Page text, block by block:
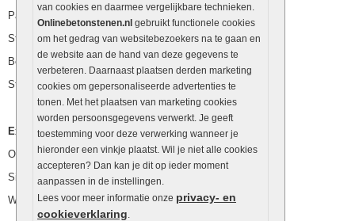
van cookies en daarmee vergelijkbare technieken.
Onlinebetonstenen.nl gebruikt functionele cookies
om het gedrag van websitebezoekers na te gaan en
de website aan de hand van deze gegevens te
verbeteren. Daarnaast plaatsen derden marketing
cookies om gepersonaliseerde advertenties te
tonen. Met het plaatsen van marketing cookies
worden persoonsgegevens verwerkt. Je geeft
toestemming voor deze verwerking wanneer je
hieronder een vinkje plaatst. Wil je niet alle cookies
accepteren? Dan kan je dit op ieder moment
aanpassen in de instellingen.
Lees voor meer informatie onze privacy- en
cookieverklaring
Palissaden
Stapelblokken
Betonblokken
Stapelstenen
Extra benodigdheden
Ophoogzand
Siergrind en siersplit
Waterafvoer